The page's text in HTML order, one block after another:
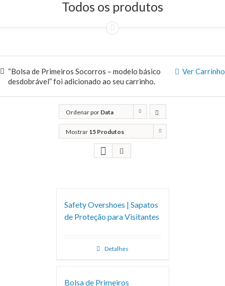
Todos os produtos
Ver Carrinho
“Bolsa de Primeiros Socorros – modelo básico
desdobrável” foi adicionado ao seu carrinho.
Ordenar por Data
Mostrar 15 Produtos
Safety Overshoes | Sapatos
de Proteção para Visitantes
Detalhes
Bolsa de Primeiros